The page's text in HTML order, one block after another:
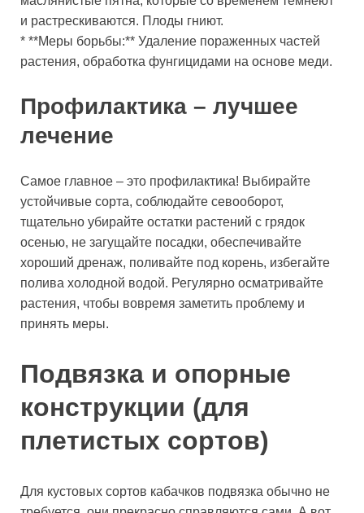
и растрескиваются. Плоды гниют.
* **Меры борьбы:** Удаление пораженных частей
растения, обработка фунгицидами на основе меди.
Профилактика – лучшее
лечение
Самое главное – это профилактика! Выбирайте
устойчивые сорта, соблюдайте севооборот,
тщательно убирайте остатки растений с грядок
осенью, не загущайте посадки, обеспечивайте
хороший дренаж, поливайте под корень, избегайте
полива холодной водой. Регулярно осматривайте
растения, чтобы вовремя заметить проблему и
принять меры.
Подвязка и опорные
конструкции (для
плетистых сортов)
Для кустовых сортов кабачков подвязка обычно не